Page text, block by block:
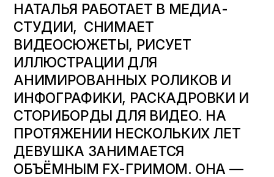
НАТАЛЬЯ РАБОТАЕТ В МЕДИА-
СТУДИИ, СНИМАЕТ
ВИДЕОСЮЖЕТЫ, РИСУЕТ
ИЛЛЮСТРАЦИИ ДЛЯ
АНИМИРОВАННЫХ РОЛИКОВ И
ИНФОГРАФИКИ, РАСКАДРОВКИ И
СТОРИБОРДЫ ДЛЯ ВИДЕО. НА
ПРОТЯЖЕНИИ НЕСКОЛЬКИХ ЛЕТ
ДЕВУШКА ЗАНИМАЕТСЯ
ОБЪЁМНЫМ FX-ГРИМОМ. ОНА —